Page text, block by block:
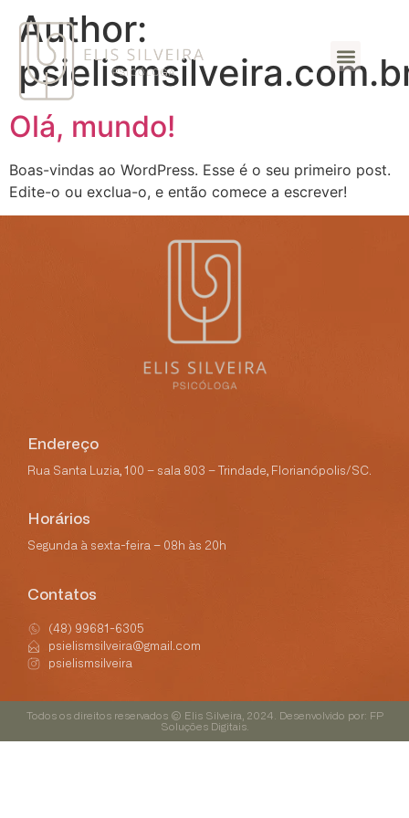
Author:
Olá, mundo!
Boas-vindas ao WordPress. Esse é o seu primeiro post.
Edite-o ou exclua-o, e então comece a escrever!
Endereço
Rua Santa Luzia, 100 – sala 803 – Trindade, Florianópolis/SC.
Horários
Segunda à sexta-feira – 08h às 20h
Contatos
(48) 99681-6305
psielismsilveira@gmail.com
psielismsilveira
Todos os direitos reservados © Elis Silveira, 2024. Desenvolvido por: FP
Soluções Digitais.